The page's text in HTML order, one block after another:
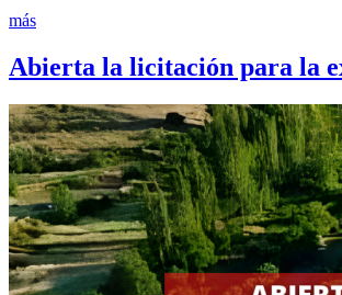
más
Abierta la licitación para la